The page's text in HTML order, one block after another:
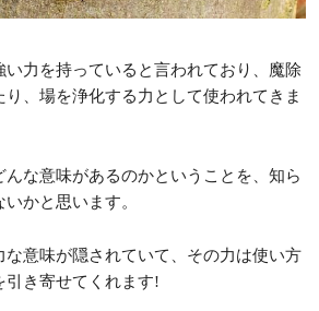
い力を持っていると言われており、魔除
、場を浄化する力として使われてきま
な意味があるのかということを、知ら
かと思います。
な意味が隠されていて、その力は使い方
引き寄せてくれます!